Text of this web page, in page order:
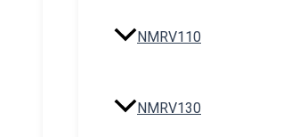
NMRV110
NMRV130